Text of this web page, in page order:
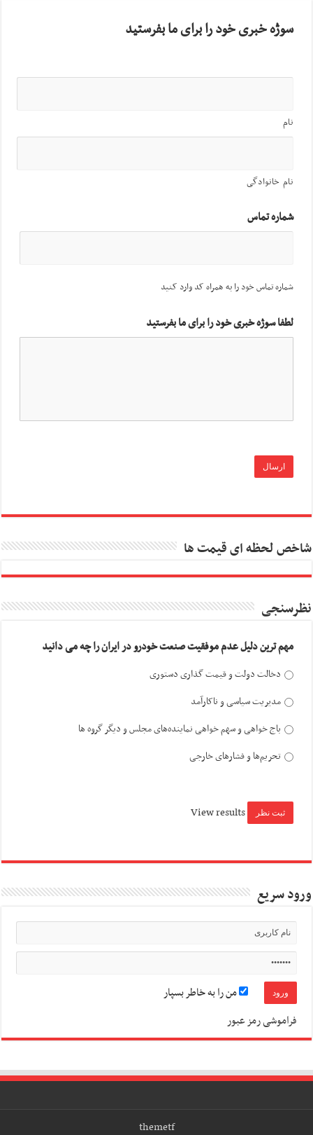
سوژه خبری خود را برای ما بفرستید
نام
نام خانوادگی
شماره تماس
شماره تماس خود را به همراه کد وارد کنید
لطفا سوژه خبری خود را برای ما بفرستید
شاخص لحظه ای قیمت ها
نظرسنجی
مهم ترین دلیل عدم موفقیت صنعت خودرو در ایران را چه می دانید
دخالت دولت و قیمت گذاری دستوری
مدیریت سیاسی و ناکارآمد
باج خواهی و سهم خواهی نماینده‌های مجلس و دیگر گروه ها
تحریم‌ها و فشارهای خارجی
View results
ورود سریع
من را به خاطر بسپار
فراموشی رمز عبور
themetf